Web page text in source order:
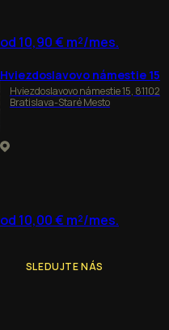
od 10,90 € m²/mes.
Hviezdoslavovo námestie 15
Hviezdoslavovo námestie 15, 81102
Bratislava-Staré Mesto
od 10,00 € m²/mes.
SLEDUJTE NÁS